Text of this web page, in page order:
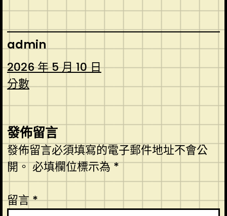
admin
2026 年 5 月 10 日
分數
發佈留言
發佈留言必須填寫的電子郵件地址不會公
開。必填欄位標示為*
留言*